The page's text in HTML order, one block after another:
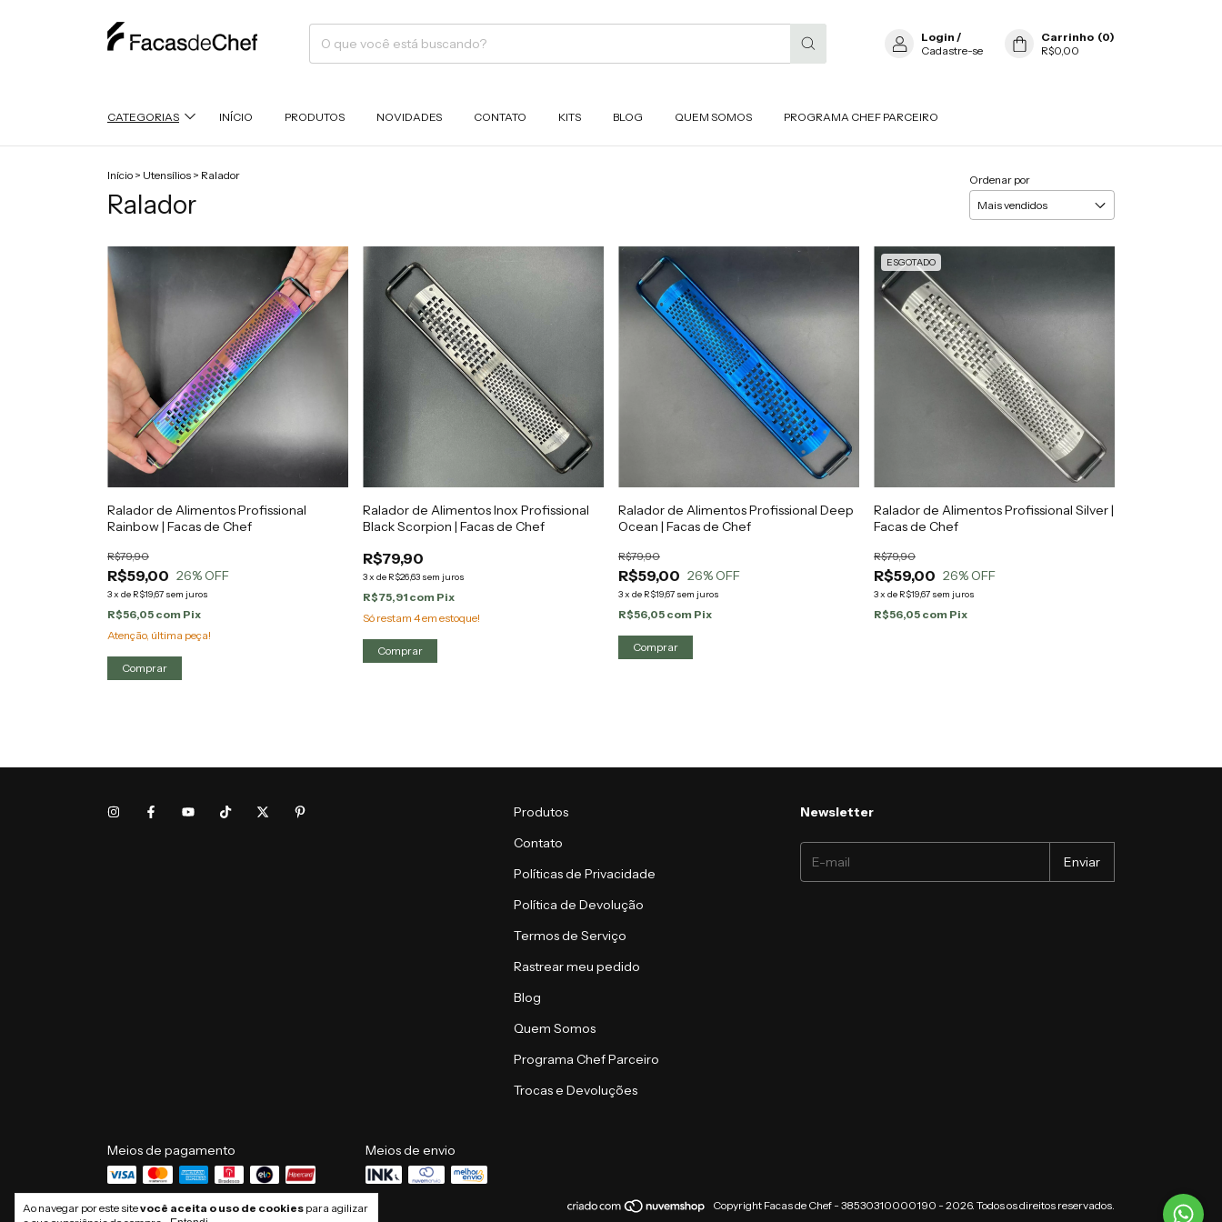
Login /
Cadastre-se
Carrinho (0)
R$0,00
CATEGORIAS INÍCIO PRODUTOS NOVIDADES CONTATO KITS BLOG QUEM SOMOS PROGRAMA CHEF PARCEIRO
Ao navegar por este sitevocê aceita o uso de cookies para agilizar
Início > Utensílios > Ralador
Ralador
Ordenar por
Ralador de Alimentos Profissional
Rainbow | Facas de Chef
R$59,00
R$79,90
26% OFF
3x de R$19,67 sem juros
R$56,05 com Pix
Atenção, última peça!
Ralador de Alimentos Inox Profissional
Black Scorpion | Facas de Chef
R$79,90
3x de R$26,63 sem juros
R$75,91 com Pix
Só restam 4em estoque!
Ralador de Alimentos Profissional Deep
Ocean | Facas de Chef
R$59,00
R$79,90
26% OFF
3x de R$19,67 sem juros
R$56,05 com Pix
ESGOTADO
Ralador de Alimentos Profissional Silver |
Facas de Chef
R$59,00
R$79,90
26% OFF
3x de R$19,67 sem juros
R$56,05 com Pix
Produtos
Contato
Políticas de Privacidade
Política de Devolução
Termos de Serviço
Rastrear meu pedido
Blog
Quem Somos
Programa Chef Parceiro
Trocas e Devoluções
Newsletter
Meios de pagamento Meios de envio
Copyright Facas de Chef - 38530310000190 - 2026. Todos os direitos reservados.